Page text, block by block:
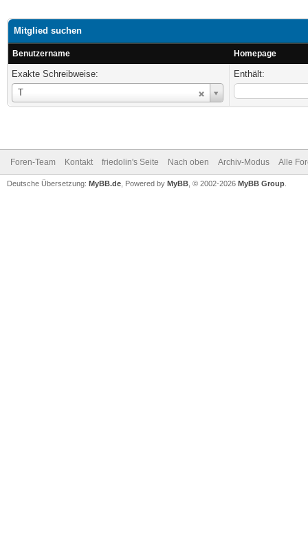
Mitglied suchen
Benutzername Homepage
Exakte Schreibweise:
T
Benutzername
Enthält:
Foren-Team Kontakt friedolin's Seite Nach oben Archiv-Modus Alle
Deutsche Übersetzung: MyBB.de , Powered by MyBB , © 2002-2026 MyBB Group